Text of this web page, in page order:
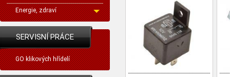
Energie, zdraví
SERVISNÍ PRÁCE
GO klikových hřídelí